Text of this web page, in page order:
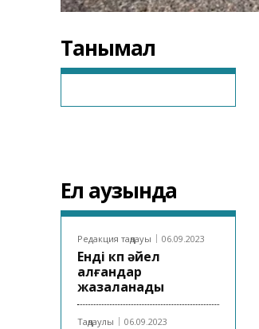
Танымал
Ел аузында
Редакция таңдауы 06.09.2023
Енді көп әйел
алғандар
жазаланады
Таңдаулы 06.09.2023